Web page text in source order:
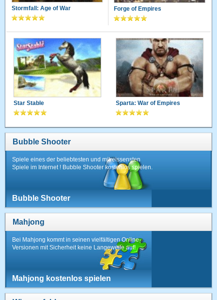
Stormfall: Age of War Forge of Empires
Star Stable Sparta: War of Empires
Bubble Shooter
Spiele eines der beliebtesten und mitreissensten
Spiele im Internet ! Bubble Shooter kostenlos spielen.
Bubble Shooter
Mahjong
Bei Mahjong kommt in seinen vielfältigen Online-
Versionen mit Sicherheit keine Langeweile auf!
Mahjong kostenlos spielen